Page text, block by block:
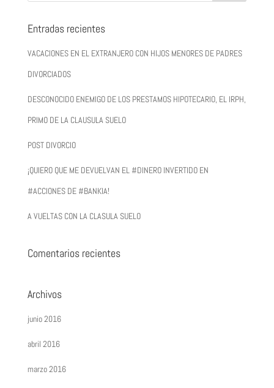
Entradas recientes
VACACIONES EN EL EXTRANJERO CON HIJOS MENORES DE PADRES
DIVORCIADOS
DESCONOCIDO ENEMIGO DE LOS PRESTAMOS HIPOTECARIO, EL IRPH,
PRIMO DE LA CLAUSULA SUELO
POST DIVORCIO
¡QUIERO QUE ME DEVUELVAN EL #DINERO INVERTIDO EN
#ACCIONES DE #BANKIA!
A VUELTAS CON LA CLASULA SUELO
Comentarios recientes
Archivos
junio 2016
abril 2016
marzo 2016